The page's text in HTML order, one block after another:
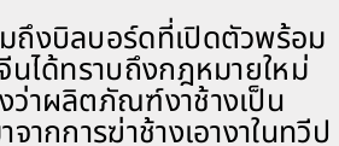
ถึงบิลบอร์ดที่เปิดตัวพร้อม
นได้ทราบถึงกฎหมายใหม่
ว่าผลิตภัณฑ์งาช้างเป็น
ากการฆ่าช้างเอางาในทวีป